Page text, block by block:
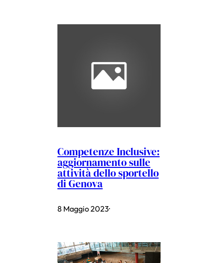
Competenze Inclusive:
aggiornamento sulle
attività dello sportello
di Genova
8 Maggio 2023·